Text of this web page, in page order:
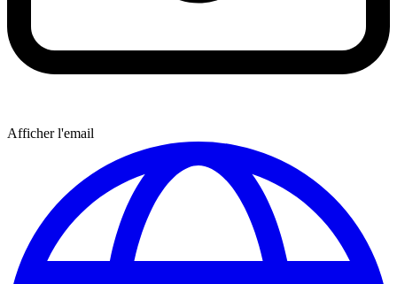
Afficher l'email